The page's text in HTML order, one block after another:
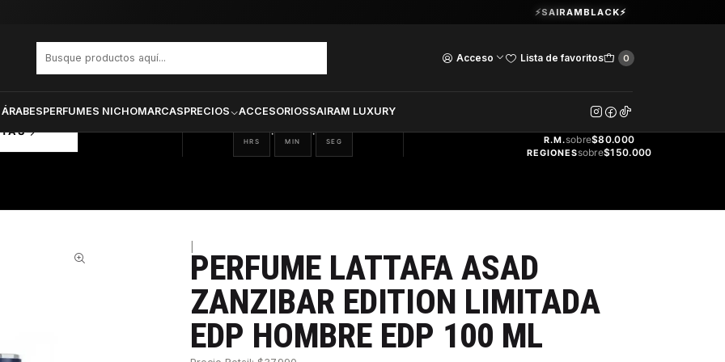
Acceso Lista de favoritos 0
PERFUMES NICHOMARCASPRECIOS ACCESORIOSSAIRAM LUXURY
Guardia Vieja 202. Oficina 102.Ver Horarios
⚡SAIRAMBLACK⚡
10
HRS
: 14
MIN
: 41
SEG
GRATIS
R.M.sobre$80.000
REGIONESsobre$150.000
PERFUME LATTAFA ASAD
ZANZIBAR EDITION LIMITADA
EDP HOMBRE EDP 100 ML